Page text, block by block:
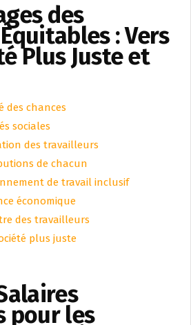
des
: Vers
Plus Juste et
des chances
sociales
des travailleurs
de chacun
de travail inclusif
économique
des travailleurs
plus juste
pour les